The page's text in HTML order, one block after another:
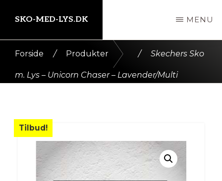
indhold
SKO-MED-LYS.DK MENU
Forside / Produkter / Skechers Sko
m. Lys – Unicorn Chaser – Lavender/Multi
Tilbud!